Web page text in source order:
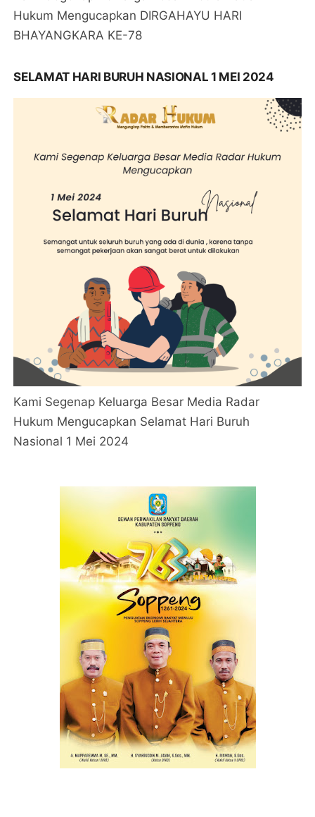
Hukum Mengucapkan DIRGAHAYU HARI
BHAYANGKARA KE-78
SELAMAT HARI BURUH NASIONAL 1 MEI 2024
Kami Segenap Keluarga Besar Media Radar
Hukum Mengucapkan Selamat Hari Buruh
Nasional 1 Mei 2024